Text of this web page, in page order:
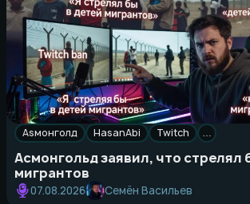
Asмонголд HasanAbi Twitch …
Асмонгольд заявил, что стрелял
мигрантов
07.08.2026 Семён Васильев